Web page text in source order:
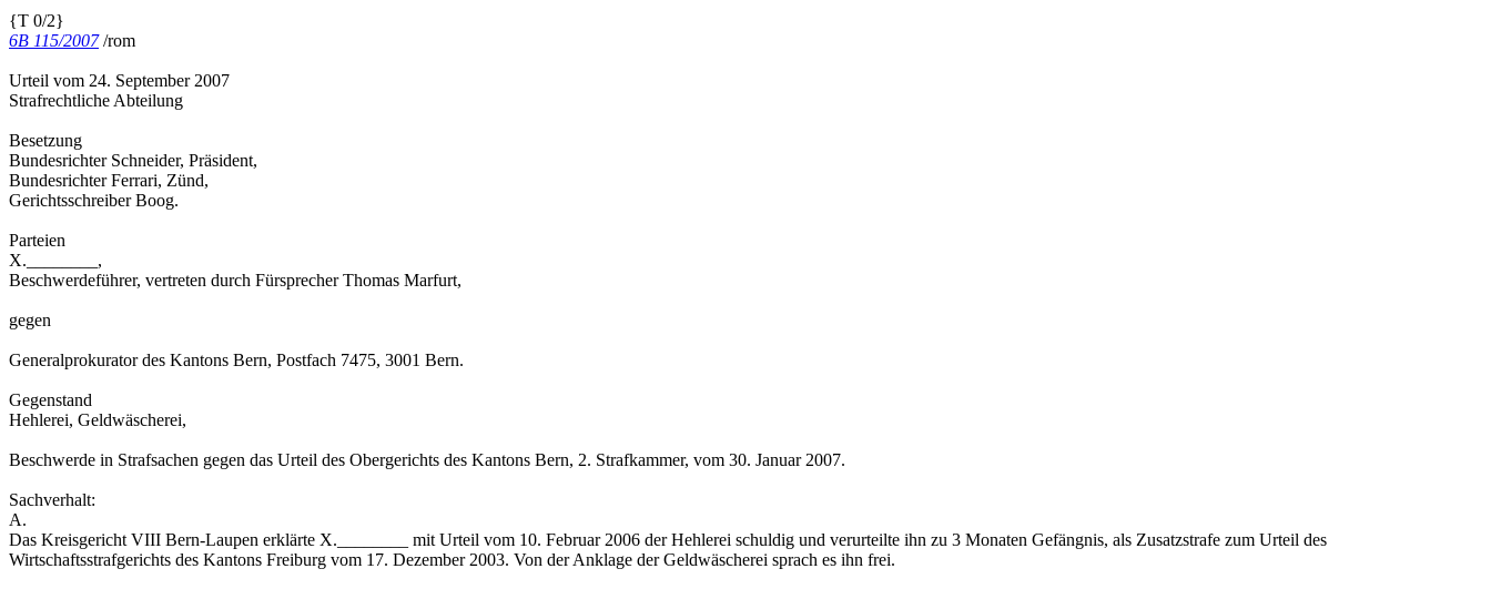
{T 0/2}
6B 115/2007/rom
Urteil vom 24. September 2007
Strafrechtliche Abteilung
Besetzung
Bundesrichter Schneider, Präsident,
Bundesrichter Ferrari, Zünd,
Gerichtsschreiber Boog.
Parteien
X.________,
Beschwerdeführer, vertreten durch Fürsprecher Thomas Marfurt,
gegen
Generalprokurator des Kantons Bern, Postfach 7475, 3001 Bern.
Gegenstand
Hehlerei, Geldwäscherei,
Beschwerde in Strafsachen gegen das Urteil des Obergerichts des Kantons Bern, 2. Strafkammer, vom 30. Januar 2007.
Sachverhalt:
A.
Das Kreisgericht VIII Bern-Laupen erklärte X.________ mit Urteil vom 10. Februar 2006 der Hehlerei schuldig und verurteilte ihn zu 3 Monaten Gefängnis, als Zusatzstrafe zum Urteil des
Wirtschaftsstrafgerichts des Kantons Freiburg vom 17. Dezember 2003. Von der Anklage der Geldwäscherei sprach es ihn frei.